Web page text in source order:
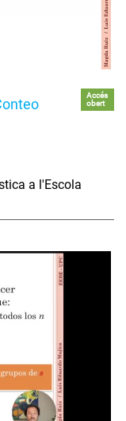
Accés
obert
a l'Escola